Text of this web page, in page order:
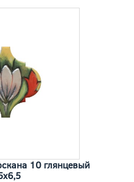
10 глянцевый